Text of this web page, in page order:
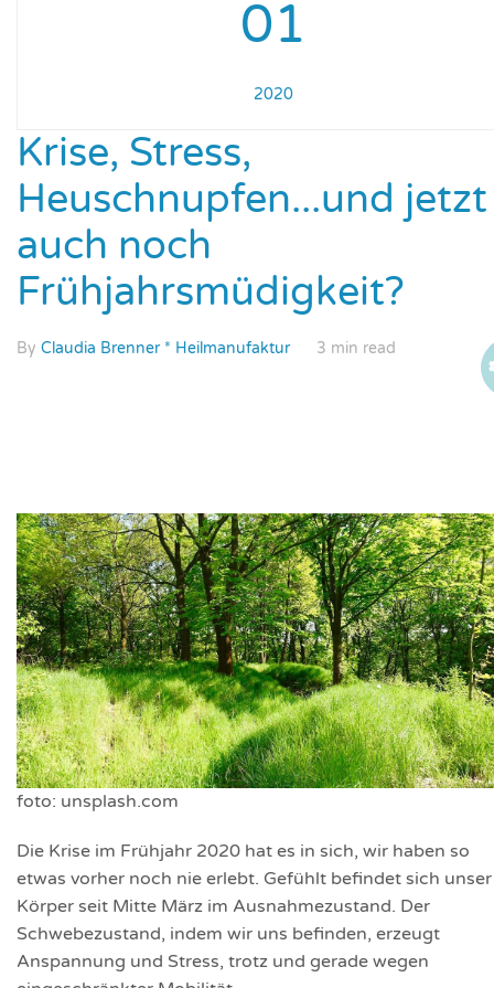
01
2020
Krise, Stress,
Heuschnupfen...und jetzt
auch noch
Frühjahrsmüdigkeit?
By Claudia Brenner * Heilmanufaktur 3 min read
foto: unsplash.com
Die Krise im Frühjahr 2020 hat es in sich, wir haben so
etwas vorher noch nie erlebt. Gefühlt befindet sich unser
Körper seit Mitte März im Ausnahmezustand. Der
Schwebezustand, indem wir uns befinden, erzeugt
Anspannung und Stress, trotz und gerade wegen